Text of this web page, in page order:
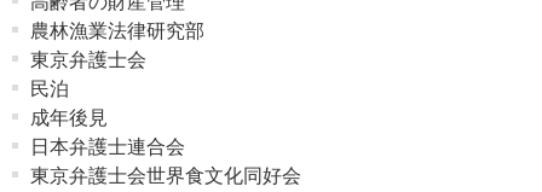
農林漁業法律研究部
東京弁護士会
民泊
成年後見
日本弁護士連合会
東京弁護士会世界食文化同好会